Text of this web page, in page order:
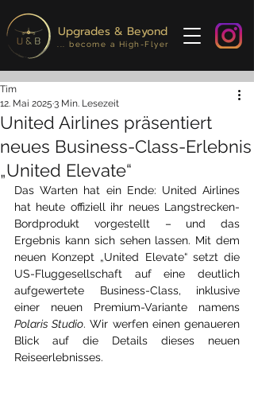
Upgrades & Beyond
... become a High-Flyer
United Airlines präsentiert
neues Business-Class-Erlebnis
„United Elevate“
Tim
12. Mai 2025 3 Min. Lesezeit
Das Warten hat ein Ende: United Airlines
hat heute offiziell ihr neues Langstrecken-
Bordprodukt vorgestellt – und das
Ergebnis kann sich sehen lassen. Mit dem
neuen Konzept „United Elevate“ setzt die
US-Fluggesellschaft auf eine deutlich
aufgewertete Business-Class, inklusive
Polaris Studio. Wir werfen einen genaueren
Blick auf die Details dieses neuen
Reiseerlebnisses.